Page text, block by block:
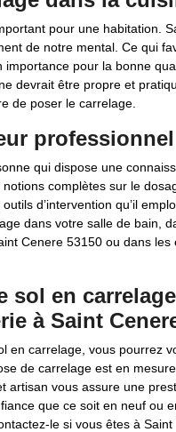
pour une habitation.
de notre mental. Ce qui
importance pour la bonne
devrait être propre et
de poser le carrelage.
professionnel
qui dispose une
complètes sur le
d’intervention qu’il
dans votre salle de bain,
Cenere 53150 ou dans
sol en
à Saint
en carrelage, vous pourrez
de carrelage est en
artisan vous assure une
que ce soit en neuf ou
le si vous êtes à Saint